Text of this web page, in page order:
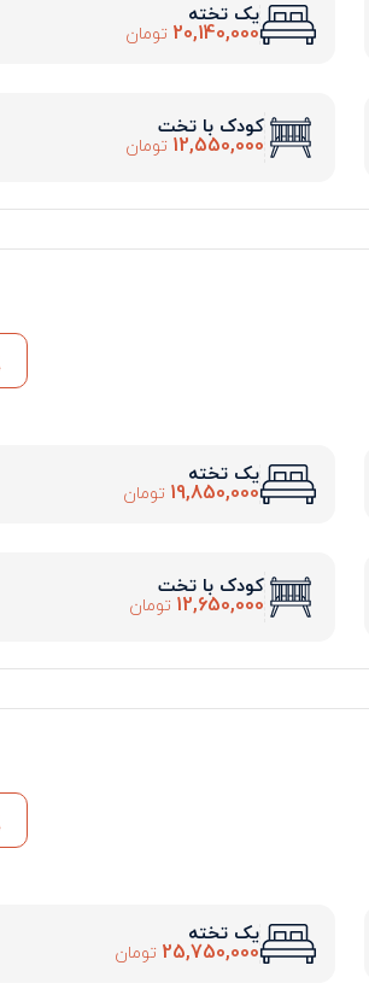
یک تخته
20,140,000 تومان
کودک با تخت
12,550,000 تومان
یک تخته
19,850,000 تومان
کودک با تخت
12,650,000 تومان
یک تخته
25,750,000 تومان